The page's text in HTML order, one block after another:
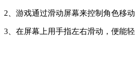
2、游戏通过滑动屏幕来控制角色移
3、在屏幕上用手指左右滑动，便能